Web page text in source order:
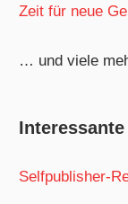
Zeit für neue
… und viele
Selfpublisher-